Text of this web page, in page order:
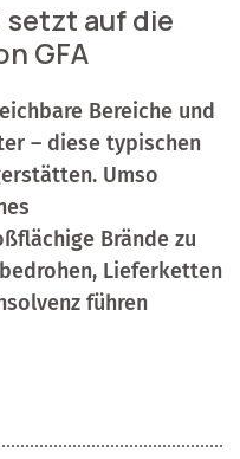
setzt auf die
GFA
Bereiche und
– diese typischen
Umso
Brände zu
Lieferketten
führen